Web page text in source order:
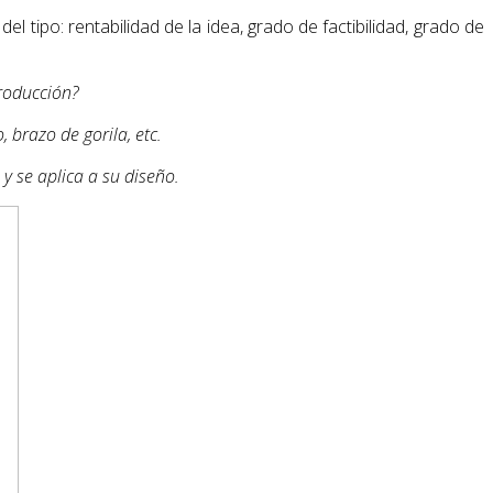
tipo: rentabilidad de la idea, grado de factibilidad, grado de
brazo de gorila, etc.
se aplica a su diseño.